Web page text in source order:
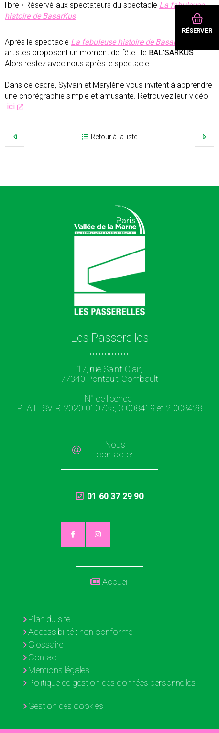
RÉSERVER
libre • Réservé aux spectateurs du spectacle La fabuleuse
histoire de BasarKus
Après le spectacle La fabuleuse histoire de BasarKus
artistes proposent un moment de fête : le BAL'SARKUS
Alors restez avec nous après le spectacle !
Dans ce cadre, Sylvain et Marylène vous invitent à apprendre
une chorégraphie simple et amusante. Retrouvez leur vidéo
ici
!
Retour à la liste
Les Passerelles
17, rue Saint-Clair,
77340 Pontault-Combault
N° de licence :
PLATESV-R-2020-010735, 3-008419 et 2-008428
Nous
contacter
01 60 37 29 90
Accueil
Plan du site
Accessibilité : non conforme
Glossaire
Contact
Mentions légales
Politique de gestion des données personnelles
Gestion des cookies